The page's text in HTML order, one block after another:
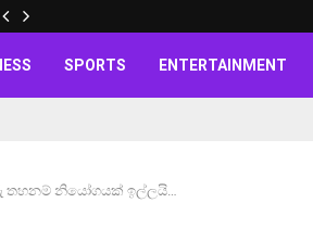
SPORTS ENTERTAINMENT
තහනම් නියෝගයක් ඉල්ලයි…